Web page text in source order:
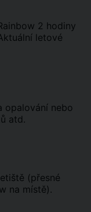
2 hodiny
letové
opalování nebo
atd.
(přesné
na místě).